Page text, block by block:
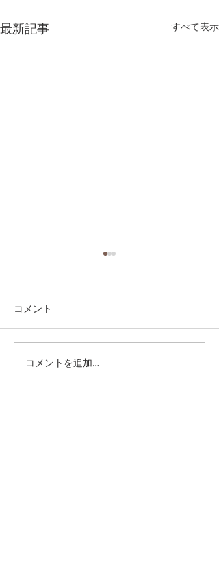
最新記事 すべて表示
第41回日本クラブユース
コメント
コメントを追加…